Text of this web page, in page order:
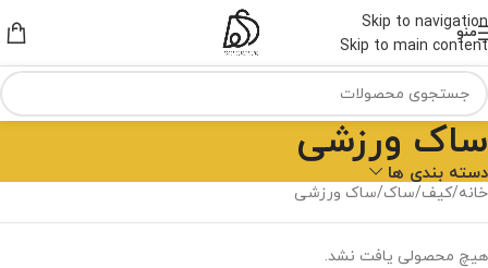
Skip to navigation
Skip to main content
منو
ساک ورزشی
دسته بندی ها
خانه کیف ساک ساک ورزشی
هیچ محصولی یافت نشد.